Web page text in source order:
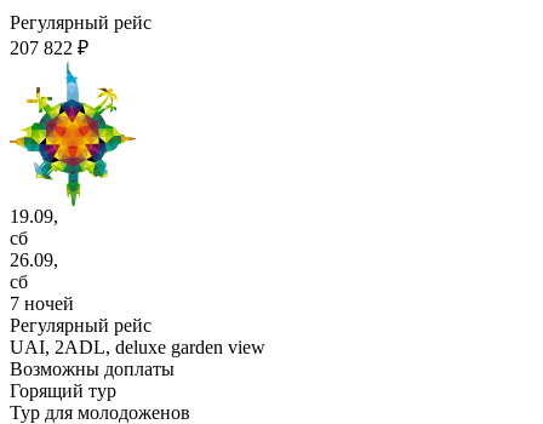
Регулярный рейс
207 822 ₽
19.09,
сб
26.09,
сб
7 ночей
Регулярный рейс
UAI, 2ADL, deluxe garden view
Возможны доплаты
Горящий тур
Тур для молодоженов